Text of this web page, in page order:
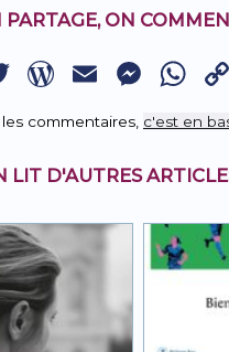
PARTAGE, ON
Twitter
WordPress
Email
commentaires, c'est en
LIT D'AUTRES